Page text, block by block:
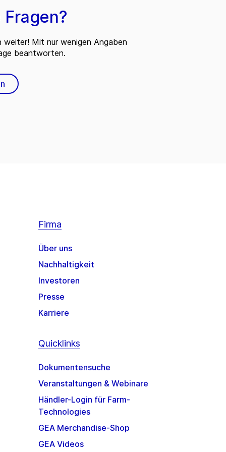
Fragen?
weiter! Mit nur wenigen Angaben
beantworten.
Firma
Über uns
Nachhaltigkeit
Investoren
Presse
Karriere
Quicklinks
Dokumentensuche
Veranstaltungen & Webinare
Händler-Login für Farm-
Technologies
GEA Merchandise-Shop
GEA Videos